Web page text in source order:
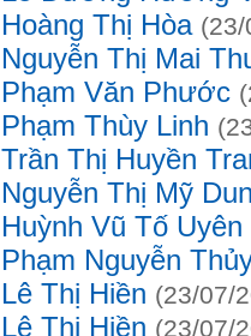
Hoàng Thị Hòa
Nguyễn Thị Mai
Phạm Văn Phước
Phạm Thùy Linh
Trần Thị Huyền
Nguyễn Thị Mỹ
Huỳnh Vũ Tố Uyên
Phạm Nguyễn
Lê Thị Hiền (23/07/
Lê Thị Hiền (23/07/